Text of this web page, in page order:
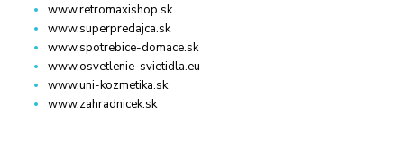
www.retromaxishop.sk
www.superpredajca.sk
www.spotrebice-domace.sk
www.osvetlenie-svietidla.eu
www.uni-kozmetika.sk
www.zahradnicek.sk